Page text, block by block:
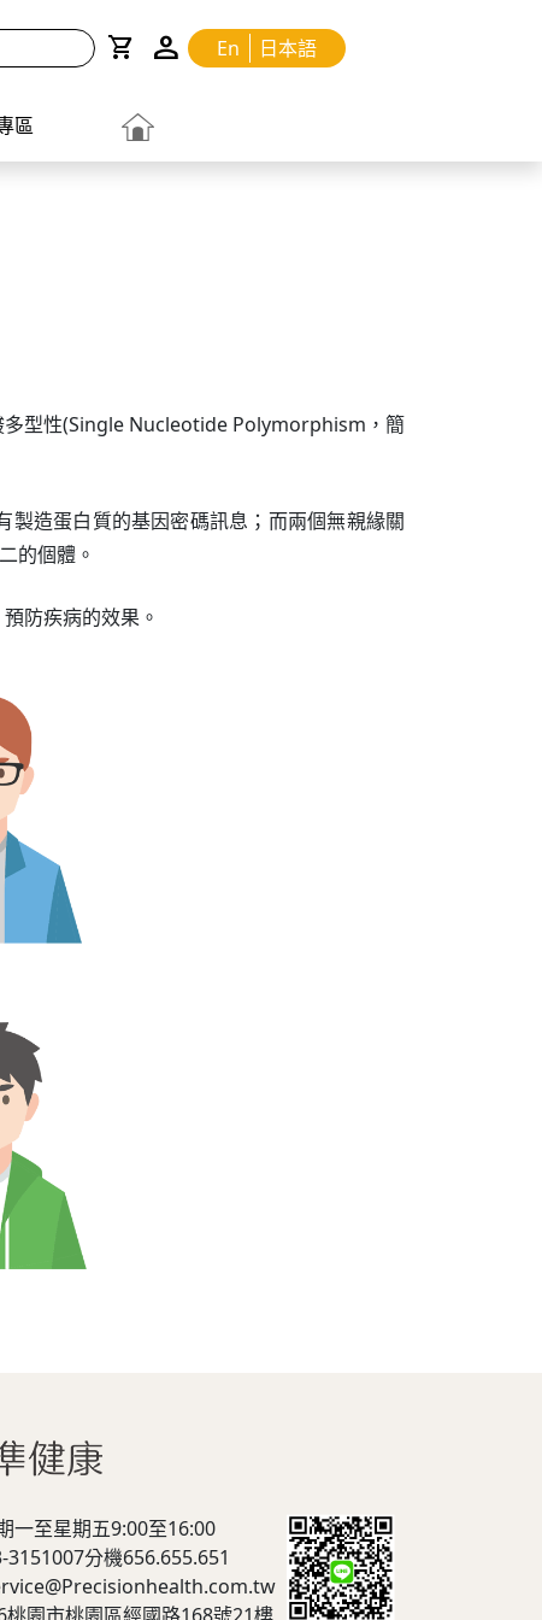
shopping_cart person En 日本語
區
多型性(Single Nucleotide Polymorphism，簡
造蛋白質的基因密碼訊息；而兩個無親緣關
的個體。
防疾病的效果。
一至星期五9:00至16:00
3151007分機656.655.651